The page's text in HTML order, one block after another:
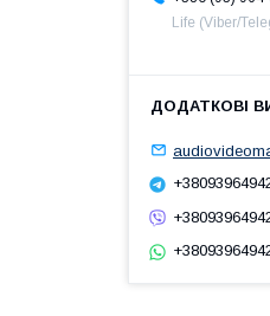
Life (Viber/